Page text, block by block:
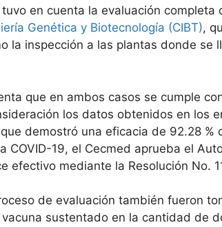
tuvo en cuenta la evaluación
Genética y Biotecnología (CIBT),
la inspección a las plantas donde se
que en ambos casos se cumple
los datos obtenidos en los
demostró una eficacia de 92.28 %
COVID-19, el Cecmed aprueba el
efectivo mediante la Resolución No.
de evaluación también fueron
sustentado en la cantidad de